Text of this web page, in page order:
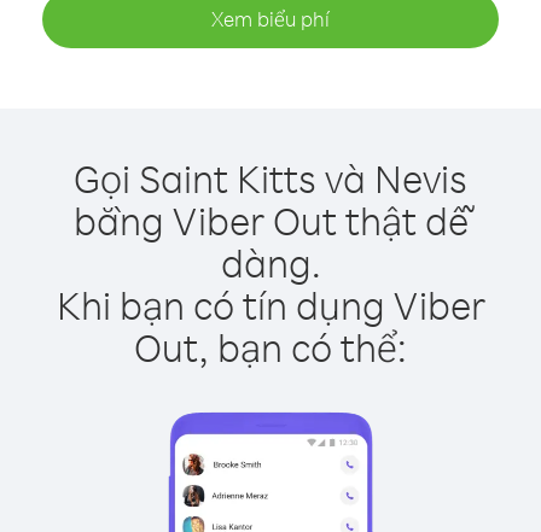
Xem biểu phí
Gọi Saint Kitts và Nevis
bằng Viber Out thật dễ
dàng.
Khi bạn có tín dụng Viber
Out, bạn có thể: